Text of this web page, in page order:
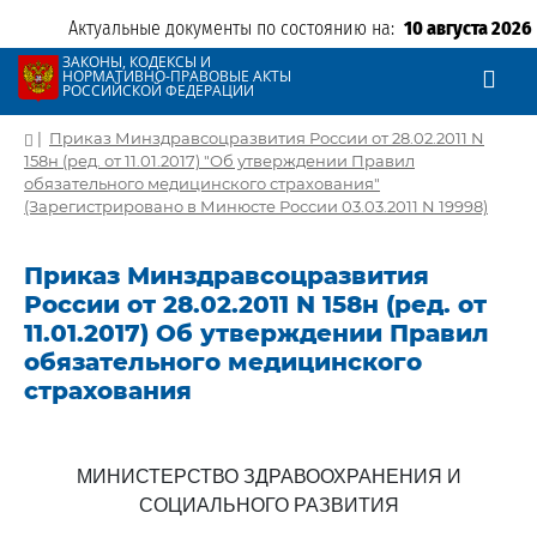
Актуальные документы по состоянию на: 10 августа 2026
ЗАКОНЫ, КОДЕКСЫ И
НОРМАТИВНО-ПРАВОВЫЕ АКТЫ
РОССИЙСКОЙ ФЕДЕРАЦИИ
| Приказ Минздравсоцразвития России от 28.02.2011 N
158н (ред. от 11.01.2017) "Об утверждении Правил
обязательного медицинского страхования"
(Зарегистрировано в Минюсте России 03.03.2011 N 19998)
Приказ Минздравсоцразвития
России от 28.02.2011 N 158н (ред. от
11.01.2017) Об утверждении Правил
обязательного медицинского
страхования
МИНИСТЕРСТВО ЗДРАВООХРАНЕНИЯ И
СОЦИАЛЬНОГО РАЗВИТИЯ